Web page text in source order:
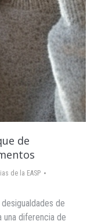
de
de la EASP
de
una diferencia de